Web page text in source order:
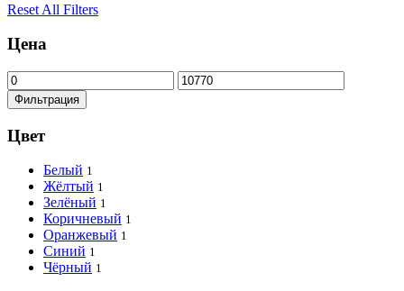
Reset All Filters
Цена
Минимальная
цена
Максимальная
цена
Фильтрация
Цвет
Белый 1
Жёлтый 1
Зелёный 1
Коричневый 1
Оранжевый 1
Синий 1
Чёрный 1